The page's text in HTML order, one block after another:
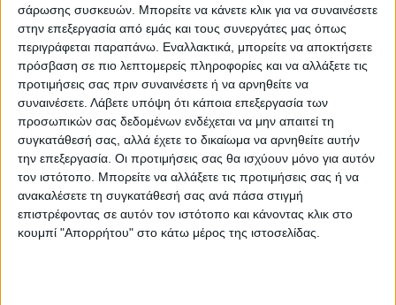
σάρωσης συσκευών. Μπορείτε να κάνετε κλικ για να συναινέσετε
στην επεξεργασία από εμάς και τους συνεργάτες μας όπως
περιγράφεται παραπάνω. Εναλλακτικά, μπορείτε να αποκτήσετε
πρόσβαση σε πιο λεπτομερείς πληροφορίες και να αλλάξετε τις
προτιμήσεις σας πριν συναινέσετε ή να αρνηθείτε να
συναινέσετε. Λάβετε υπόψη ότι κάποια επεξεργασία των
προσωπικών σας δεδομένων ενδέχεται να μην απαιτεί τη
συγκατάθεσή σας, αλλά έχετε το δικαίωμα να αρνηθείτε αυτήν
την επεξεργασία. Οι προτιμήσεις σας θα ισχύουν μόνο για αυτόν
τον ιστότοπο. Μπορείτε να αλλάξετε τις προτιμήσεις σας ή να
ανακαλέσετε τη συγκατάθεσή σας ανά πάσα στιγμή
επιστρέφοντας σε αυτόν τον ιστότοπο και κάνοντας κλικ στο
κουμπί "Απορρήτου" στο κάτω μέρος της ιστοσελίδας.